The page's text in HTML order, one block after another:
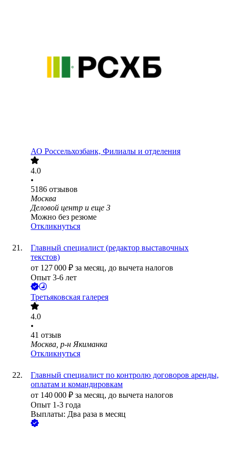
АО Россельхозбанк, Филиалы и отделения
4.0
•
5186 отзывов
Москва
Деловой центр и еще 3
Можно без резюме
Откликнуться
Главный специалист (редактор выставочных
текстов)
от 127 000 ₽ за месяц, до вычета налогов
Опыт 3-6 лет
Третьяковская галерея
4.0
•
41 отзыв
Москва, р-н Якиманка
Откликнуться
Главный специалист по контролю договоров аренды,
оплатам и командировкам
от 140 000 ₽ за месяц, до вычета налогов
Опыт 1-3 года
Выплаты: Два раза в месяц